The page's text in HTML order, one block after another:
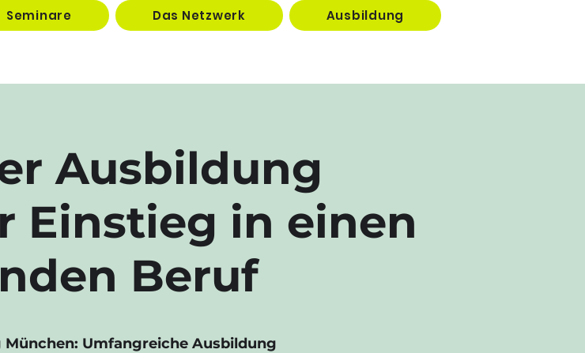
Seminare Das Netzwerk Ausbildung
Ausbildung
Einstieg in einen
Beruf
Umfangreiche Ausbildung